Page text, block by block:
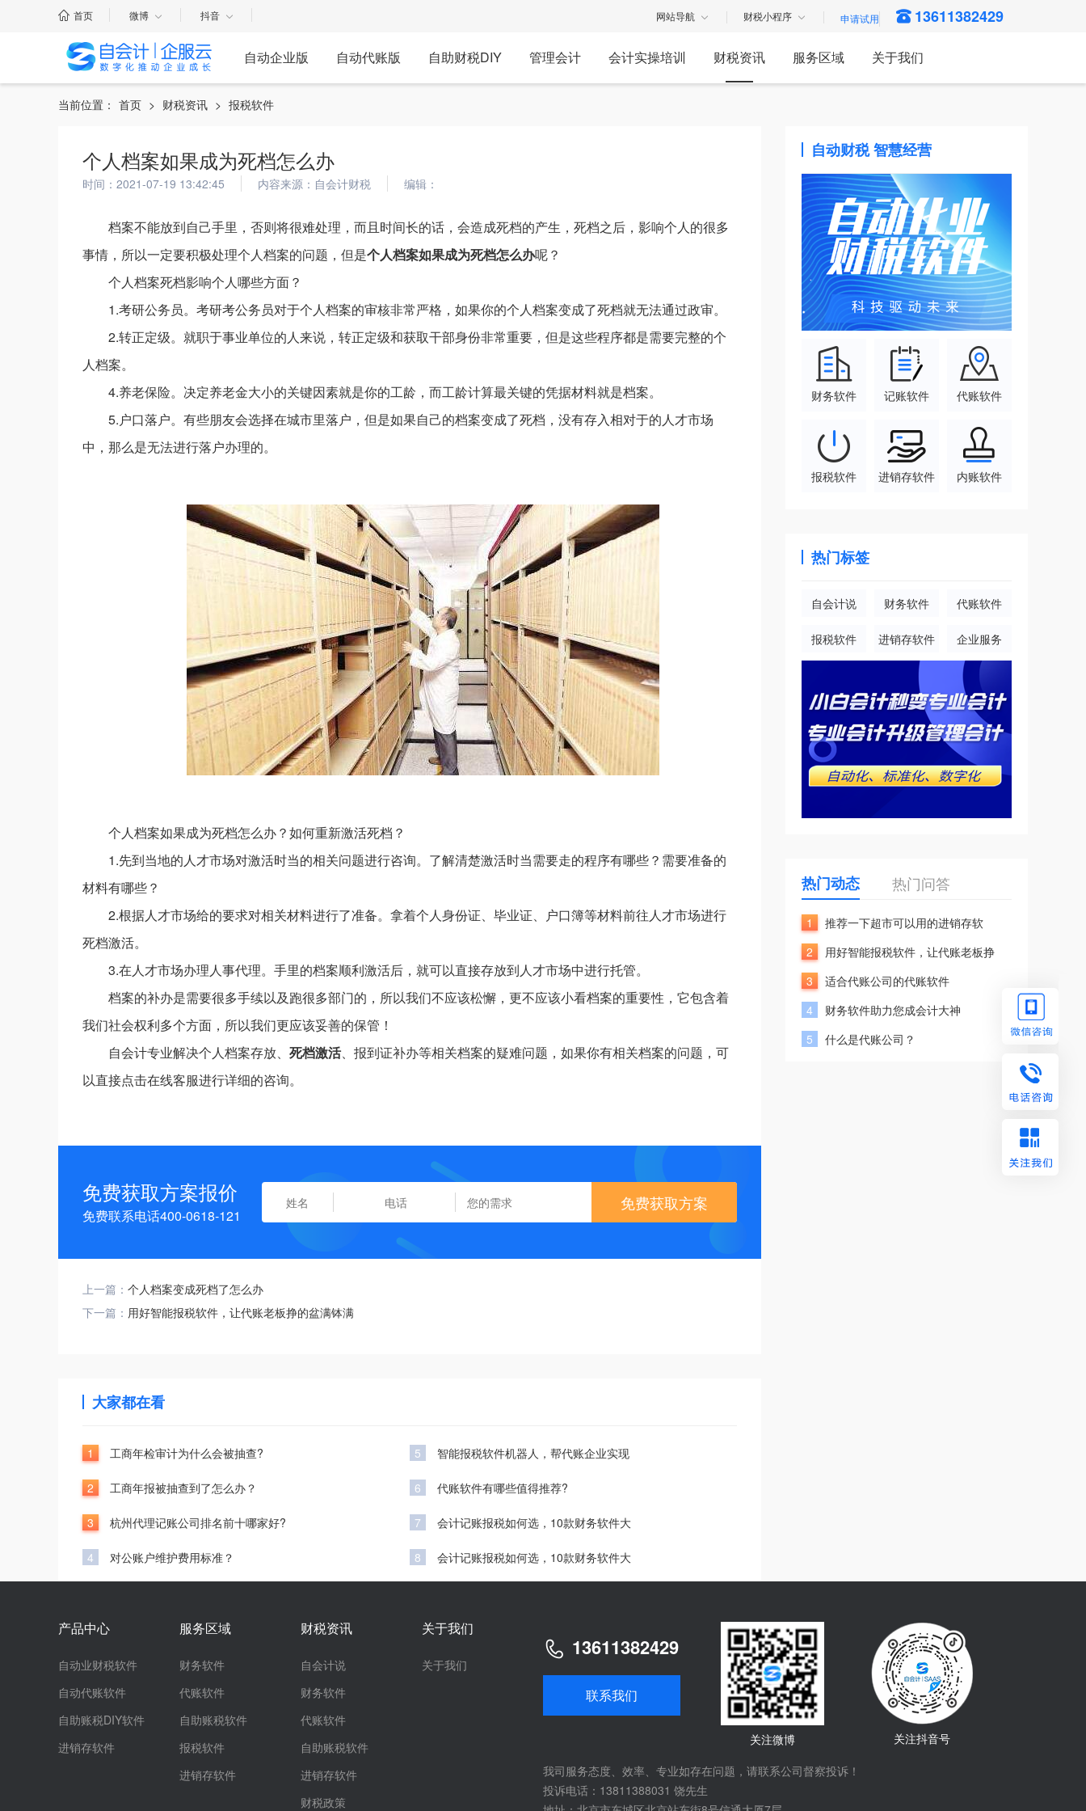
首页 微博 抖音 网站导航 财税小程序 13611382429
自动企业版 自动代账版 自助财税DIY 管理会计 会计实操培训 财税资讯 服务区域 关于我们
当前位置： 首页 > 财税资讯 > 报税软件
个人档案如果成为死档怎么办
时间：2021-07-19 13:42:45 内容来源：自会计财税 编辑：
档案不能放到自己手里，否则将很难处理，而且时间长的话，会造成死档的产生，死档之后，影响个人的很多
事情，所以一定要积极处理个人档案的问题，但是个人档案如果成为死档怎么办呢？
个人档案死档影响个人哪些方面？
1.考研公务员。考研考公务员对于个人档案的审核非常严格，如果你的个人档案变成了死档就无法通过政审。
2.转正定级。就职于事业单位的人来说，转正定级和获取干部身份非常重要，但是这些程序都是需要完整的个
人档案。
4.养老保险。决定养老金大小的关键因素就是你的工龄，而工龄计算最关键的凭据材料就是档案。
5.户口落户。有些朋友会选择在城市里落户，但是如果自己的档案变成了死档，没有存入相对于的人才市场
中，那么是无法进行落户办理的。
个人档案如果成为死档怎么办？如何重新激活死档？
1.先到当地的人才市场对激活时当的相关问题进行咨询。了解清楚激活时当需要走的程序有哪些？需要准备的
材料有哪些？
2.根据人才市场给的要求对相关材料进行了准备。拿着个人身份证、毕业证、户口簿等材料前往人才市场进行
死档激活。
3.在人才市场办理人事代理。手里的档案顺利激活后，就可以直接存放到人才市场中进行托管。
档案的补办是需要很多手续以及跑很多部门的，所以我们不应该松懈，更不应该小看档案的重要性，它包含着
我们社会权利多个方面，所以我们更应该妥善的保管！
自会计专业解决个人档案存放、 死档激活、报到证补办等相关档案的疑难问题，如果你有相关档案的问题，可
以直接点击在线客服进行详细的咨询。
免费获取方案报价
免费联系电话400-0618-121
免费获取方案
上一篇： 个人档案变成死档了怎么办
下一篇： 用好智能报税软件，让代账老板挣的盆满钵满
大家都在看
1 工商年检审计为什么会被抽查?
2 工商年报被抽查到了怎么办？
3 杭州代理记账公司排名前十哪家好?
4 对公账户维护费用标准？
5 智能报税软件机器人，帮代账企业实现
6 代账软件有哪些值得推荐?
7 会计记账报税如何选，10款财务软件大
8 会计记账报税如何选，10款财务软件大
自动财税 智慧经营
财务软件 记账软件 代账软件
报税软件 进销存软件 内账软件
热门标签
自会计说 财务软件 代账软件
报税软件 进销存软件 企业服务
热门动态 热门问答
1
推荐一下超市可以用的进销存软
2
用好智能报税软件，让代账老板挣
3
适合代账公司的代账软件
4
财务软件助力您成会计大神
5
什么是代账公司？
产品中心
自动业财税软件
自动代账软件
自助账税DIY软件
进销存软件
服务区域
财务软件
代账软件
自助账税软件
报税软件
进销存软件
财税资讯
自会计说
财务软件
代账软件
自助账税软件
进销存软件
财税政策
关于我们
关于我们
13611382429
联系我们
关注微博
关注抖音号
我司服务态度、效率、专业如存在问题，请联系公司督察投诉！
投诉电话：13811388031 饶先生